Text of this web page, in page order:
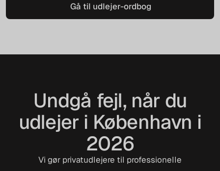
Gå til udlejer-ordbog
Gå til udlejer-ordbog
Undgå fejl, når du
udlejer i København i
2026
Vi gør privatudlejere til professionelle